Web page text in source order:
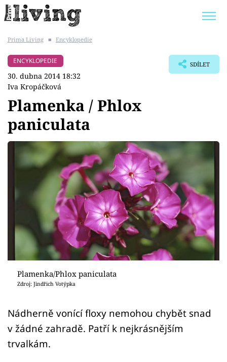
BYDLENÍ SLAVNÝCH
Témata
Bydlení
Zahrada
Design
Sledujte prima+
Přihlášení
Prima Living ■ Encyklopedie
ENCYKLOPEDIE
30. dubna 2014 18:32
Iva Kropáčková
SDÍLET
Plamenka / Phlox
paniculata
Plamenka/Phlox paniculata
Zdroj: Jindřich Votýpka
Nádherně vonící floxy nemohou chybět snad
v žádné zahradě. Patří k nejkrásnějším
trvalkám.